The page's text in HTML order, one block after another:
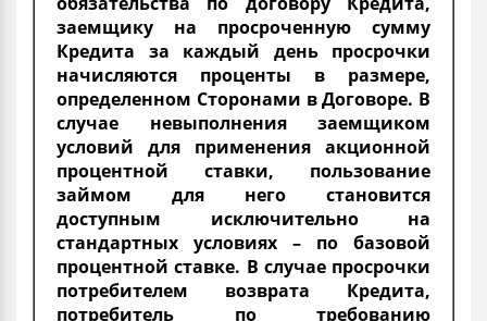
заемщику на просроченную сумму
Кредита за каждый день просрочки
начисляются проценты в размере,
определенном Сторонами в Договоре. В
случае невыполнения заемщиком
условий для применения акционной
процентной ставки, пользование
займом для него становится
доступным исключительно на
стандартных условиях – по базовой
процентной ставке. В случае просрочки
потребителем возврата Кредита,
потребитель по требованию